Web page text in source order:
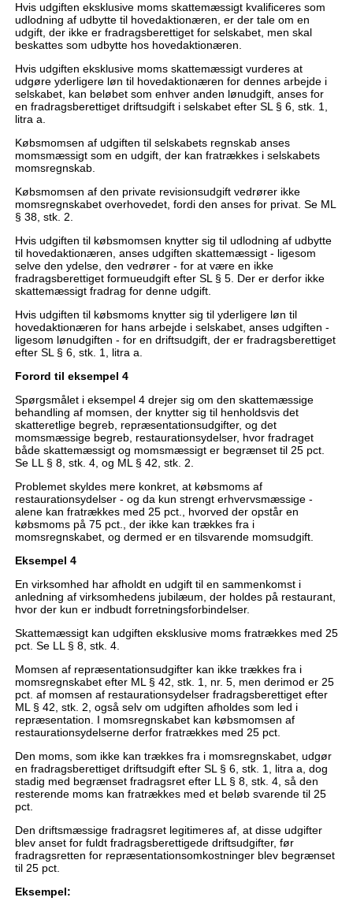
Hvis udgiften eksklusive moms skattemæssigt kvalificeres som
udlodning af udbytte til hovedaktionæren, er der tale om en
udgift, der ikke er fradragsberettiget for selskabet, men skal
beskattes som udbytte hos hovedaktionæren.
Hvis udgiften eksklusive moms skattemæssigt vurderes at
udgøre yderligere løn til hovedaktionæren for dennes arbejde i
selskabet, kan beløbet som enhver anden lønudgift, anses for
en fradragsberettiget driftsudgift i selskabet efter SL § 6, stk. 1,
litra a.
Købsmomsen af udgiften til selskabets regnskab anses
momsmæssigt som en udgift, der kan fratrækkes i selskabets
momsregnskab.
Købsmomsen af den private revisionsudgift vedrører ikke
momsregnskabet overhovedet, fordi den anses for privat. Se ML
§ 38, stk. 2.
Hvis udgiften til købsmomsen knytter sig til udlodning af udbytte
til hovedaktionæren, anses udgiften skattemæssigt - ligesom
selve den ydelse, den vedrører - for at være en ikke
fradragsberettiget formueudgift efter SL § 5. Der er derfor ikke
skattemæssigt fradrag for denne udgift.
Hvis udgiften til købsmoms knytter sig til yderligere løn til
hovedaktionæren for hans arbejde i selskabet, anses udgiften -
ligesom lønudgiften - for en driftsudgift, der er fradragsberettiget
efter SL § 6, stk. 1, litra a.
Forord til eksempel 4
Spørgsmålet i eksempel 4 drejer sig om den skattemæssige
behandling af momsen, der knytter sig til henholdsvis det
skatteretlige begreb, repræsentationsudgifter, og det
momsmæssige begreb, restaurationsydelser, hvor fradraget
både skattemæssigt og momsmæssigt er begrænset til 25 pct.
Se LL § 8, stk. 4, og ML § 42, stk. 2.
Problemet skyldes mere konkret, at købsmoms af
restaurationsydelser - og da kun strengt erhvervsmæssige -
alene kan fratrækkes med 25 pct., hvorved der opstår en
købsmoms på 75 pct., der ikke kan trækkes fra i
momsregnskabet, og dermed er en tilsvarende momsudgift.
Eksempel 4
En virksomhed har afholdt en udgift til en sammenkomst i
anledning af virksomhedens jubilæum, der holdes på restaurant,
hvor der kun er indbudt forretningsforbindelser.
Skattemæssigt kan udgiften eksklusive moms fratrækkes med 25
pct. Se LL § 8, stk. 4.
Momsen af repræsentationsudgifter kan ikke trækkes fra i
momsregnskabet efter ML § 42, stk. 1, nr. 5, men derimod er 25
pct. af momsen af restaurationsydelser fradragsberettiget efter
ML § 42, stk. 2, også selv om udgiften afholdes som led i
repræsentation. I momsregnskabet kan købsmomsen af
restaurationsydelserne derfor fratrækkes med 25 pct.
Den moms, som ikke kan trækkes fra i momsregnskabet, udgør
en fradragsberettiget driftsudgift efter SL § 6, stk. 1, litra a, dog
stadig med begrænset fradragsret efter LL § 8, stk. 4, så den
resterende moms kan fratrækkes med et beløb svarende til 25
pct.
Den driftsmæssige fradragsret legitimeres af, at disse udgifter
blev anset for fuldt fradragsberettigede driftsudgifter, før
fradragsretten for repræsentationsomkostninger blev begrænset
til 25 pct.
Eksempel: